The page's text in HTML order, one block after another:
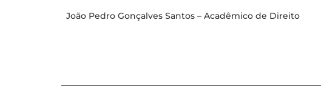
João Pedro Gonçalves Santos – Acadêmico de Direito